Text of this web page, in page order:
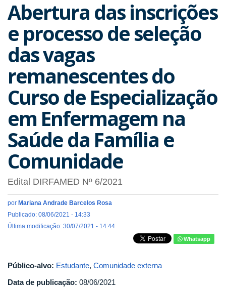
Abertura das inscrições
e processo de seleção
das vagas
remanescentes do
Curso de Especialização
em Enfermagem na
Saúde da Família e
Comunidade
Edital DIRFAMED Nº 6/2021
por Mariana Andrade Barcelos Rosa
Publicado: 08/06/2021 - 14:33
Última modificação: 30/07/2021 - 14:44
Whatsapp
Público-alvo: Estudante, Comunidade externa
Data de publicação: 08/06/2021